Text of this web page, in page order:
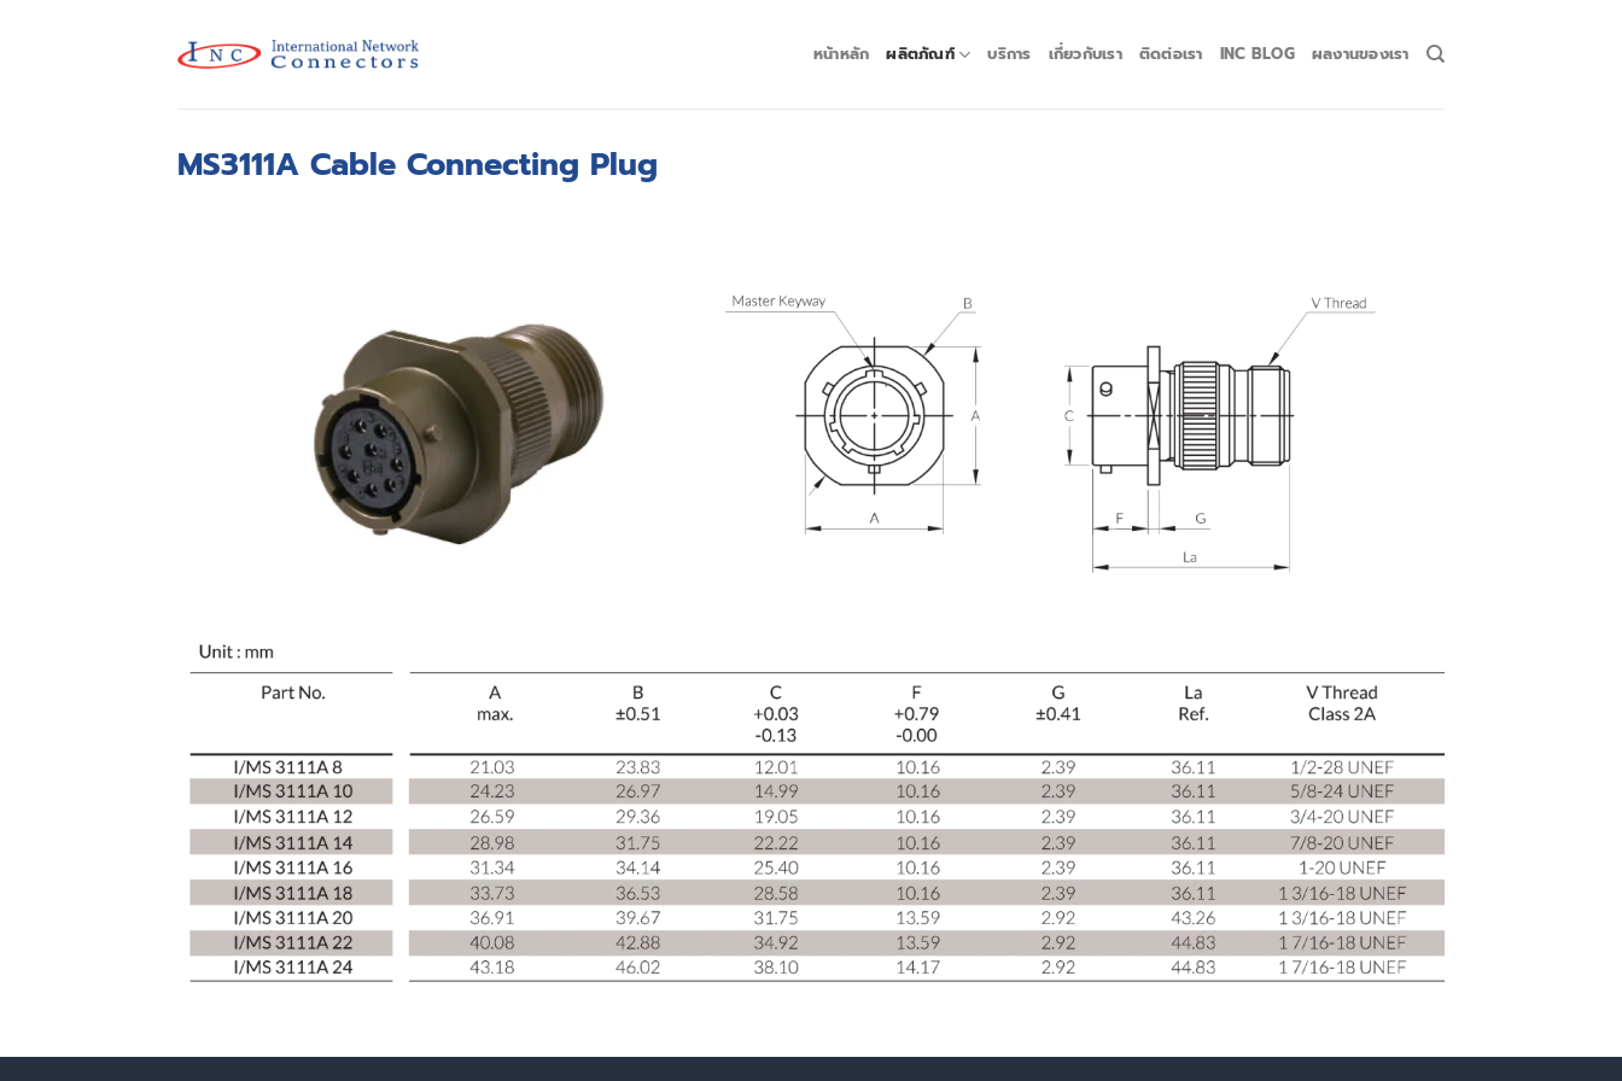
หน้าหลัก ผลิตภัณฑ์ บริการ เกี่ยวกับเรา ติดต่อเรา INC BLOG ผลงานของเรา
MS3111A Cable Connecting Plug